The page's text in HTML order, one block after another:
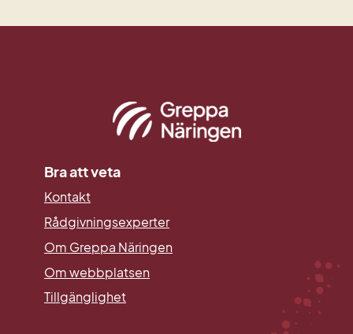
Bra att veta
Kontakt
Rådgivningsexperter
Om Greppa Näringen
Om webbplatsen
Tillgänglighet